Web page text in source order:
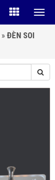
» ĐÈN SOI